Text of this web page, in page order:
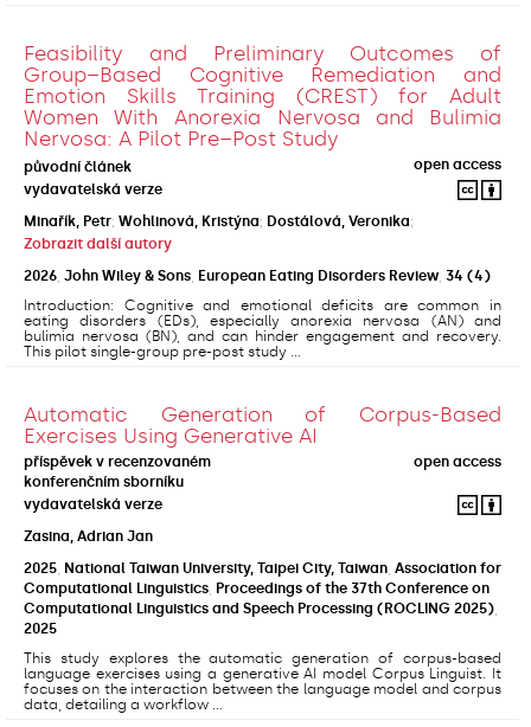
Feasibility and Preliminary Outcomes of
Group–Based Cognitive Remediation and
Emotion Skills Training (CREST) for Adult
Women With Anorexia Nervosa and Bulimia
Nervosa: A Pilot Pre–Post Study
původní článek
open access
vydavatelská verze
Minařík, Petr; Wohlinová, Kristýna; Dostálová, Veronika;
Zobrazit další autory
2026 John Wiley & Sons European Eating Disorders Review 34 (4)
Introduction: Cognitive and emotional deficits are common in
eating disorders (EDs), especially anorexia nervosa (AN) and
bulimia nervosa (BN), and can hinder engagement and recovery.
This pilot single-group pre-post study ...
Automatic Generation of Corpus-Based
Exercises Using Generative AI
příspěvek v recenzovaném
konferenčním sborníku
open access
vydavatelská verze
Zasina, Adrian Jan
2025 National Taiwan University, Taipei City, Taiwan Association for
Computational Linguistics Proceedings of the 37th Conference on
Computational Linguistics and Speech Processing (ROCLING 2025)
2025
This study explores the automatic generation of corpus-based
language exercises using a generative AI model Corpus Linguist. It
focuses on the interaction between the language model and corpus
data, detailing a workflow ...